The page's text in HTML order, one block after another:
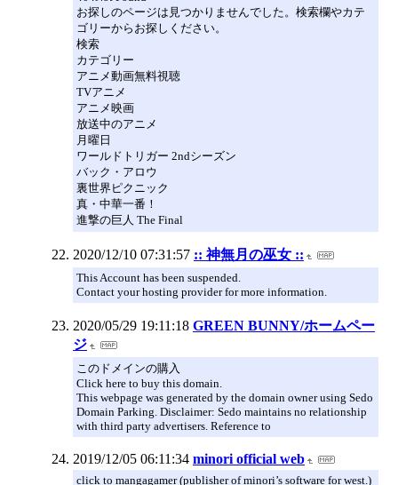
お探しのページは見つかりませんでした。検索欄やカテ
ゴリーからお探しください。
検索
カテゴリー
アニメ動画無料視聴
TVアニメ
アニメ映画
放送中のアニメ
月曜日
ワールドトリガー 2ndシーズン
バック・アロウ
裏世界ピクニック
真・中華一番！
進撃の巨人 The Final
2020/12/10 07:31:57 :: 神無月の巫女 ::
This Account has been suspended.
Contact your hosting provider for more information.
2020/05/29 19:11:18 GREEN BUNNY/ホームペー
ジ
このドメインの購入
Click here to buy this domain.
This webpage was generated by the domain owner using Sedo
Domain Parking. Disclaimer: Sedo maintains no relationship
with third party advertisers. Reference to
2019/12/05 06:11:34 minori official web
click to mangagamer (publisher of minori’s software for west.)